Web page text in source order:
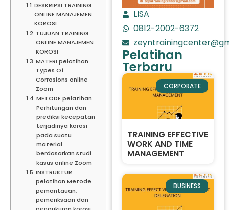
DESKRIPSI TRAINING
ONLINE MANAJEMEN
KOROSI
TUJUAN TRAINING
ONLINE MANAJEMEN
KOROSI
MATERI pelatihan
Types Of
Corrosions online
Zoom
METODE pelatihan
Perhitungan dan
prediksi kecepatan
terjadinya korosi
pada suatu
material
berdasarkan studi
kasus online Zoom
INSTRUKTUR
pelatihan Metode
pemantauan,
pemeriksaan dan
LISA
0812-2002-6372
Pelatihan
Terbaru
CORPORATE
TRAINING EFFECTIVE
WORK AND TIME
MANAGEMENT
BUSINESS